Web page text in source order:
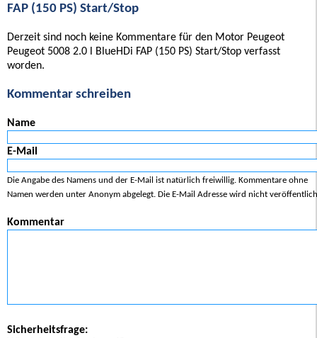
FAP (150 PS) Start/Stop
Derzeit sind noch keine Kommentare für den Motor Peugeot
Peugeot 5008 2.0 l BlueHDi FAP (150 PS) Start/Stop verfasst
worden.
Kommentar schreiben
Name
E-Mail
Die Angabe des Namens und der E-Mail ist natürlich freiwillig. Kommentare ohne
Namen werden unter Anonym abgelegt. Die E-Mail Adresse wird nicht
Kommentar
Sicherheitsfrage: